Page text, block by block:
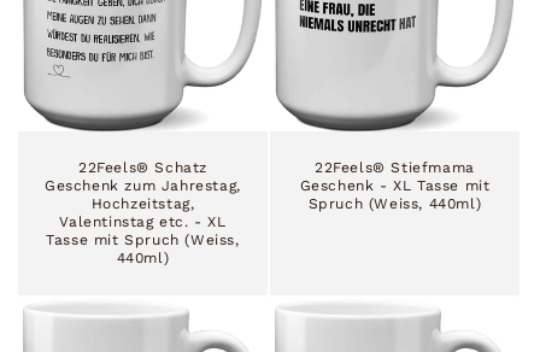
e
22Feels® Schatz
Geschenk zum Jahrestag,
Hochzeitstag,
Valentinstag etc. - XL
Tasse mit Spruch (Weiss,
440ml)
22Feels® Stiefmama
Geschenk - XL Tasse mit
Spruch (Weiss, 440ml)